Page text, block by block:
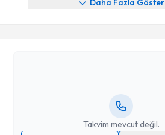
Daha Fazla Göster
Takvim mevcut değil.
Randevu Takvimi Talebi
Uzm. Dr. Seçkin Kurt